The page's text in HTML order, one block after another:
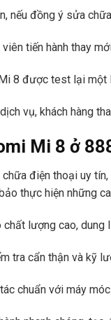
nếu đồng ý sửa
tiến hành thay
8 được test lại
vụ, khách hàng
Mi 8 ở
điện thoại uy tín,
thực hiện những
lượng cao, dung
tra cẩn thận và kỹ
chuẩn với máy